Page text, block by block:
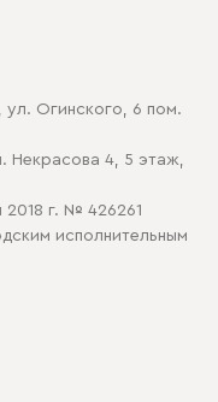
ул. Огинского, 6 пом.
Некрасова 4, 5 этаж,
2018 г. № 426261
исполнительным